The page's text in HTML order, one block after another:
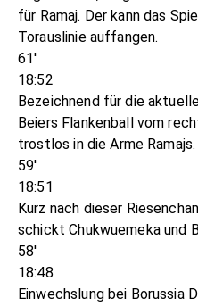
für Ramaj. Der kann das
Torauslinie auffangen.
61'
18:52
Bezeichnend für die
Beiers Flankenball vom
trostlos in die Arme Ramajs.
59'
18:51
Kurz nach dieser
schickt Chukwuemeka und
58'
18:48
Einwechslung bei Borussia